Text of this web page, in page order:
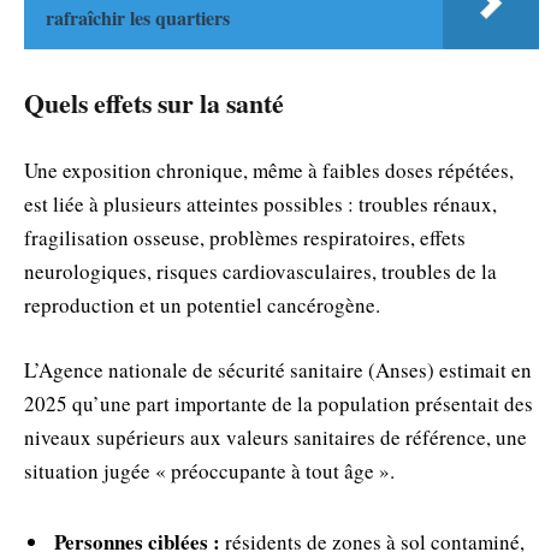
rafraîchir les quartiers
Quels effets sur la santé
Une exposition chronique, même à faibles doses répétées,
est liée à plusieurs atteintes possibles : troubles rénaux,
fragilisation osseuse, problèmes respiratoires, effets
neurologiques, risques cardiovasculaires, troubles de la
reproduction et un potentiel cancérogène.
L’Agence nationale de sécurité sanitaire (Anses) estimait en
2025 qu’une part importante de la population présentait des
niveaux supérieurs aux valeurs sanitaires de référence, une
situation jugée « préoccupante à tout âge ».
Personnes ciblées : résidents de zones à sol contaminé,